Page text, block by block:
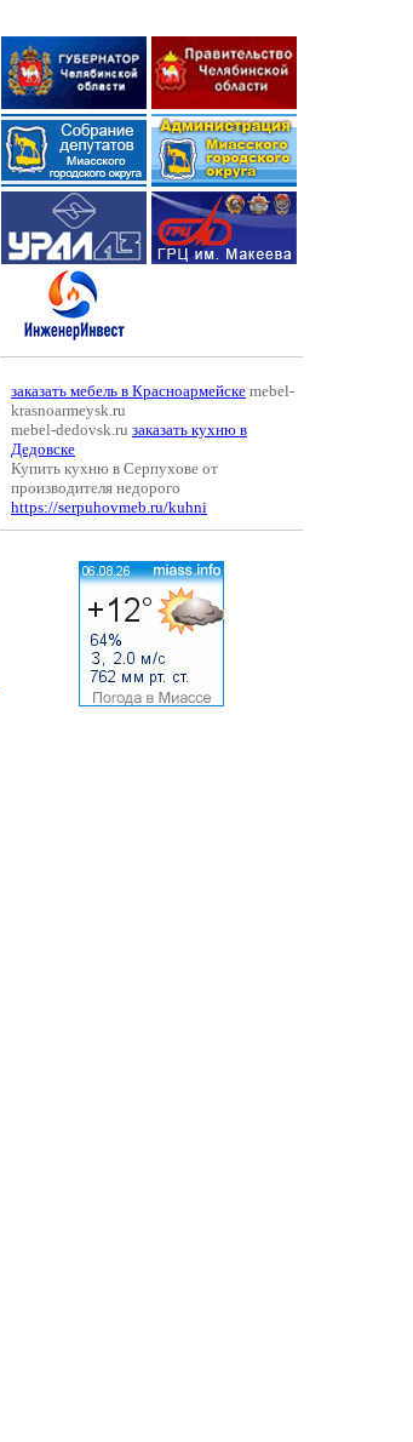
заказать мебель в Красноармейске mebel-
krasnoarmeysk.ru
mebel-dedovsk.ru заказать кухню в
Дедовске
Купить кухню в Серпухове от
производителя недорого
https://serpuhovmeb.ru/kuhni